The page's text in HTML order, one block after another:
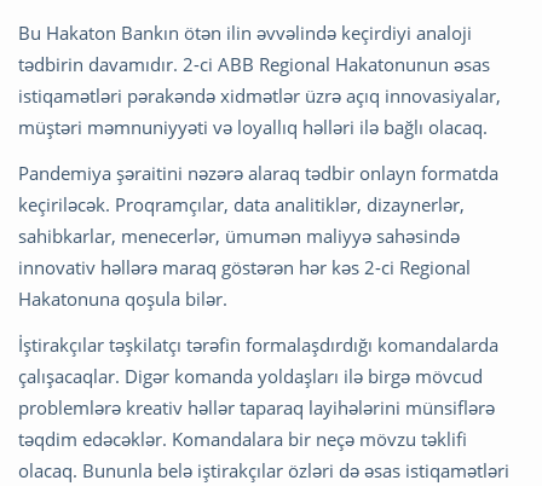
Bu Hakaton Bankın ötən ilin əvvəlində keçirdiyi analoji
tədbirin davamıdır. 2-ci ABB Regional Hakatonunun əsas
istiqamətləri pərakəndə xidmətlər üzrə açıq innovasiyalar,
müştəri məmnuniyyəti və loyallıq həlləri ilə bağlı olacaq.
Pandemiya şəraitini nəzərə alaraq tədbir onlayn formatda
keçiriləcək. Proqramçılar, data analitiklər, dizaynerlər,
sahibkarlar, menecerlər, ümumən maliyyə sahəsində
innovativ həllərə maraq göstərən hər kəs 2-ci Regional
Hakatonuna qoşula bilər.
İştirakçılar təşkilatçı tərəfin formalaşdırdığı komandalarda
çalışacaqlar. Digər komanda yoldaşları ilə birgə mövcud
problemlərə kreativ həllər taparaq layihələrini münsiflərə
təqdim edəcəklər. Komandalara bir neçə mövzu təklifi
olacaq. Bununla belə iştirakçılar özləri də əsas istiqamətləri